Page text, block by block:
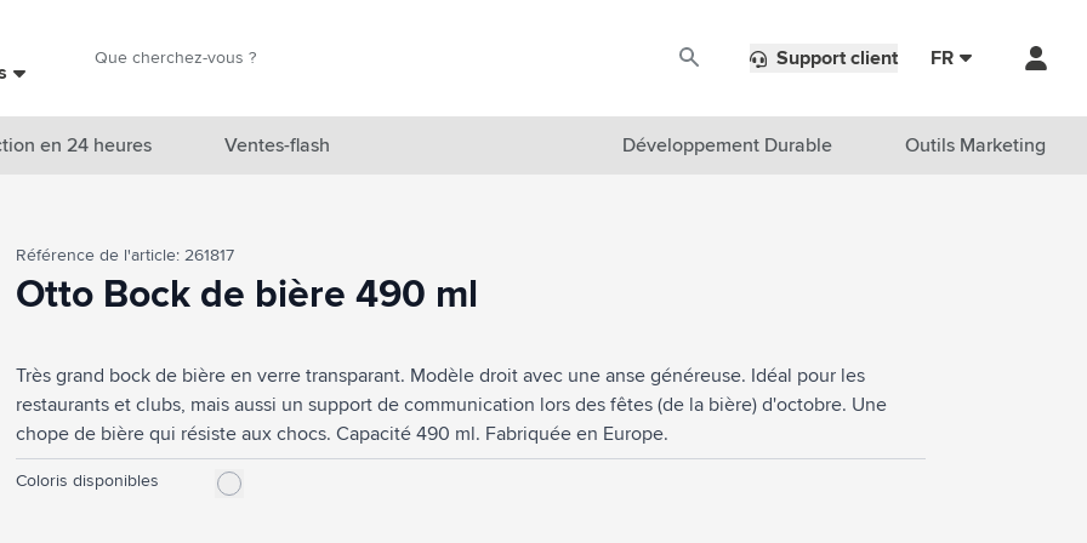
Marques
Accessoires boissons
Sacs & Voyage
Cuisiner & Vivre
Produits de soin
Support client FR
en 24 heures Ventes-flash Développement Durable Outils Marketing
Référence de l'article: 261817
Otto Bock de bière 490 ml
Très grand bock de bière en verre transparant. Modèle droit avec une anse généreuse. Idéal pour les
restaurants et clubs, mais aussi un support de communication lors des fêtes (de la bière) d'octobre. Une
chope de bière qui résiste aux chocs. Capacité 490 ml. Fabriquée en Europe.
Coloris disponibles